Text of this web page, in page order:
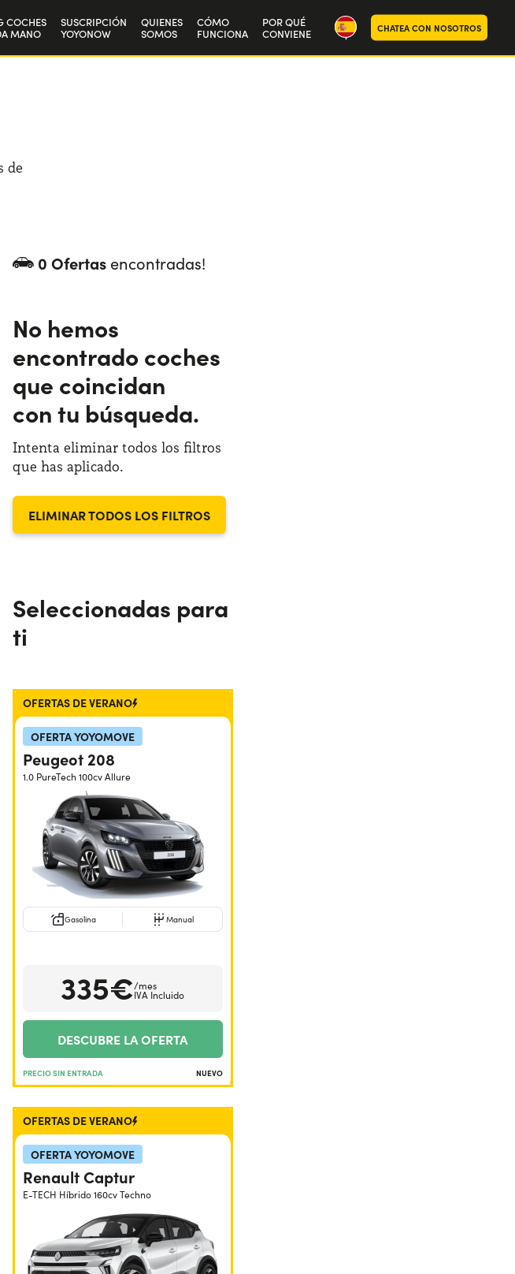
COCHES
MANO
SUSCRIPCIÓN
YOYONOW
QUIENES
SOMOS
CÓMO
FUNCIONA
POR QUÉ
CONVIENE CHATEA CON NOSOTROS
de
0 Ofertas encontradas!
No hemos
encontrado coches
que coincidan
con tu búsqueda.
Intenta eliminar todos los filtros
que has aplicado.
ELIMINAR TODOS LOS FILTROS
Seleccionadas para
ti
OFERTAS DE VERANO
OFERTA YOYOMOVE
Peugeot 208
1.0 PureTech 100cv Allure
Gasolina Manual
335€/mes
IVA Incluido
DESCUBRE LA OFERTA
PRECIO SIN ENTRADA NUEVO
OFERTAS DE VERANO
OFERTA YOYOMOVE
Renault Captur
E-TECH Híbrido 160cv Techno